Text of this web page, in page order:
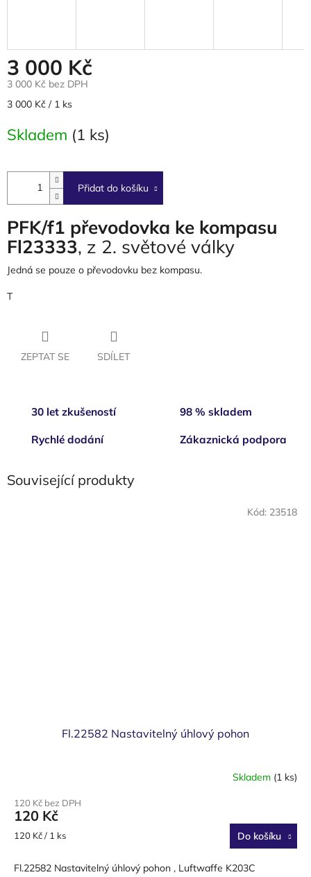
3 000 Kč
3 000 Kč bez DPH
Měrná
3 000 Kč / 1 ks
Skladem (1 ks)
Přidat do košíku
PFK/f1 převodovka ke kompasu
Fl23333, z 2. světové války
Jedná se pouze o převodovku bez kompasu.
T
ZEPTAT SE SDÍLET
30 let zkušeností 98 % skladem
Rychlé dodání Zákaznická podpora
Související produkty
Fl.22582 Nastavitelný úhlový pohon
Skladem (1 ks)
120 Kč bez DPH
120 Kč
Měrná
120 Kč / 1 ks Do košíku
Fl.22582 Nastavitelný úhlový pohon , Luftwaffe K203C
Kód: 23518